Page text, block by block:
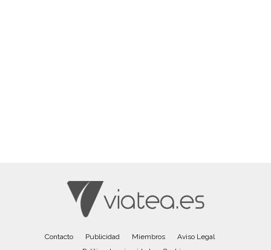
Contacto Publicidad Miembros
Aviso Legal